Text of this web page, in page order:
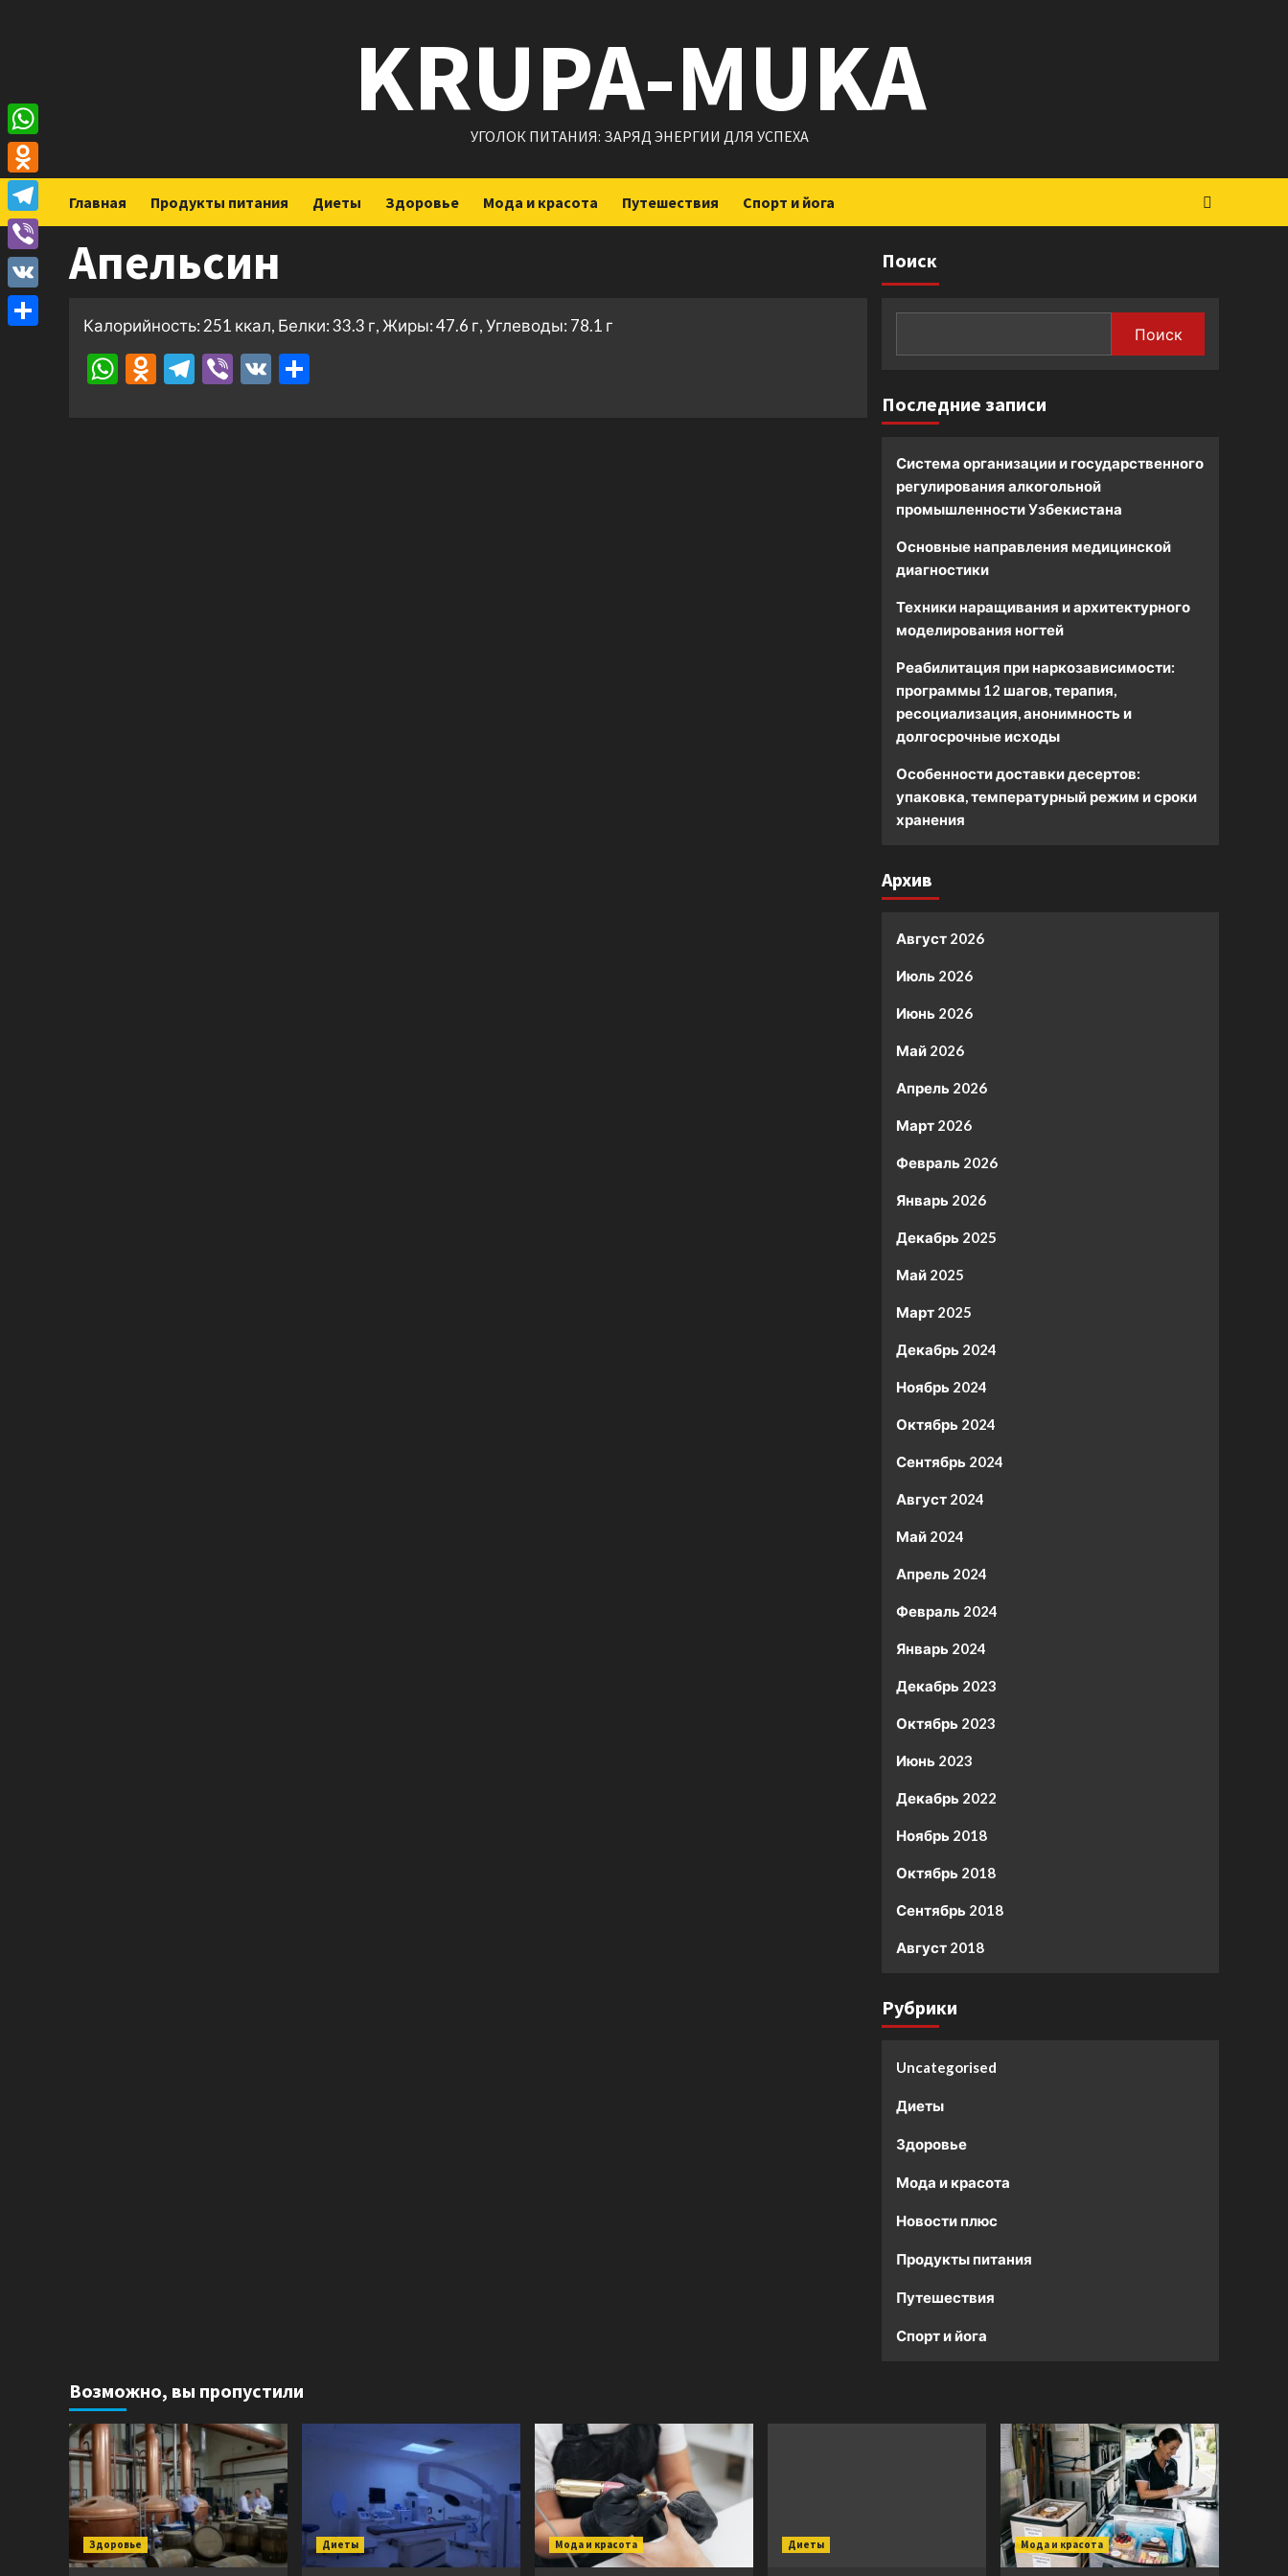
KRUPA-MUKA
УГОЛОК ПИТАНИЯ: ЗАРЯД ЭНЕРГИИ ДЛЯ УСПЕХА
Главная Продукты питания Диеты Здоровье Мода и красота Путешествия Спорт и йога
Апельсин
Калорийность: 251 ккал, Белки: 33.3 г, Жиры: 47.6 г, Углеводы: 78.1 г
WhatsApp
Odnoklassniki
Telegram
Viber
VK
Поиск
Поиск
Последние записи
Система организации и государственного
регулирования алкогольной
промышленности Узбекистана
Основные направления медицинской
диагностики
Техники наращивания и архитектурного
моделирования ногтей
Реабилитация при наркозависимости:
программы 12 шагов, терапия,
ресоциализация, анонимность и
долгосрочные исходы
Особенности доставки десертов:
упаковка, температурный режим и сроки
хранения
Архив
Август 2026
Июль 2026
Июнь 2026
Май 2026
Апрель 2026
Март 2026
Февраль 2026
Январь 2026
Декабрь 2025
Май 2025
Март 2025
Декабрь 2024
Ноябрь 2024
Октябрь 2024
Сентябрь 2024
Август 2024
Май 2024
Апрель 2024
Февраль 2024
Январь 2024
Декабрь 2023
Октябрь 2023
Июнь 2023
Декабрь 2022
Ноябрь 2018
Октябрь 2018
Сентябрь 2018
Август 2018
Рубрики
Uncategorised
Диеты
Здоровье
Мода и красота
Новости плюс
Продукты питания
Путешествия
Спорт и йога
Возможно, вы пропустили
Здоровье Диеты Мода и красота Диеты Мода и красота
WhatsApp
Odnoklassniki
Telegram
Viber
VK